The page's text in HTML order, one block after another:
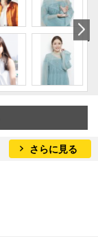
さらに見る